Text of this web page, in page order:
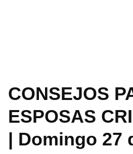
CONSEJOS
ESPOSAS
| Domingo 27